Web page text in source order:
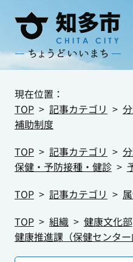
現在位置：
TOP
記事カテゴリ
補助制度
TOP
記事カテゴリ
保健・予防接種・健診
TOP
記事カテゴリ
TOP
組織
健康文化部
健康推進課（保健センター